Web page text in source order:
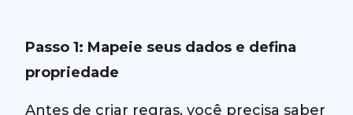
Passo 1: Mapeie seus dados e defina
propriedade
Antes de criar regras, você precisa saber